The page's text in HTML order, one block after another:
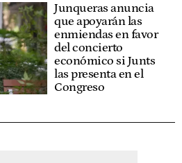
Junqueras anuncia
que apoyarán las
enmiendas en favor
del concierto
económico si Junts
las presenta en el
Congreso